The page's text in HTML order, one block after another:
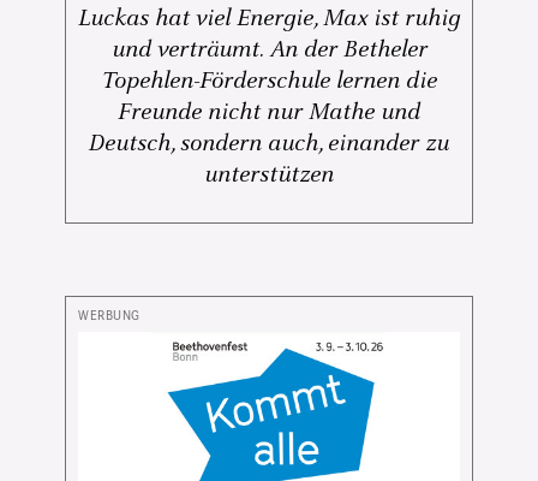
Luckas hat viel Energie, Max ist ruhig
und verträumt. An der Betheler
Topehlen-Förderschule lernen die
Freunde nicht nur Mathe und
Deutsch, sondern auch, einander zu
unterstützen